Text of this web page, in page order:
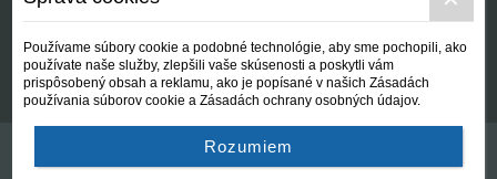
Kontakt
Používame súbory cookie a podobné technológie, aby sme pochopili, ako
používate naše služby, zlepšili vaše skúsenosti a poskytli vám
prispôsobený obsah a reklamu, ako je popísané v našich Zásadách
používania súborov cookie a Zásadách ochrany osobných údajov.
Rozumiem